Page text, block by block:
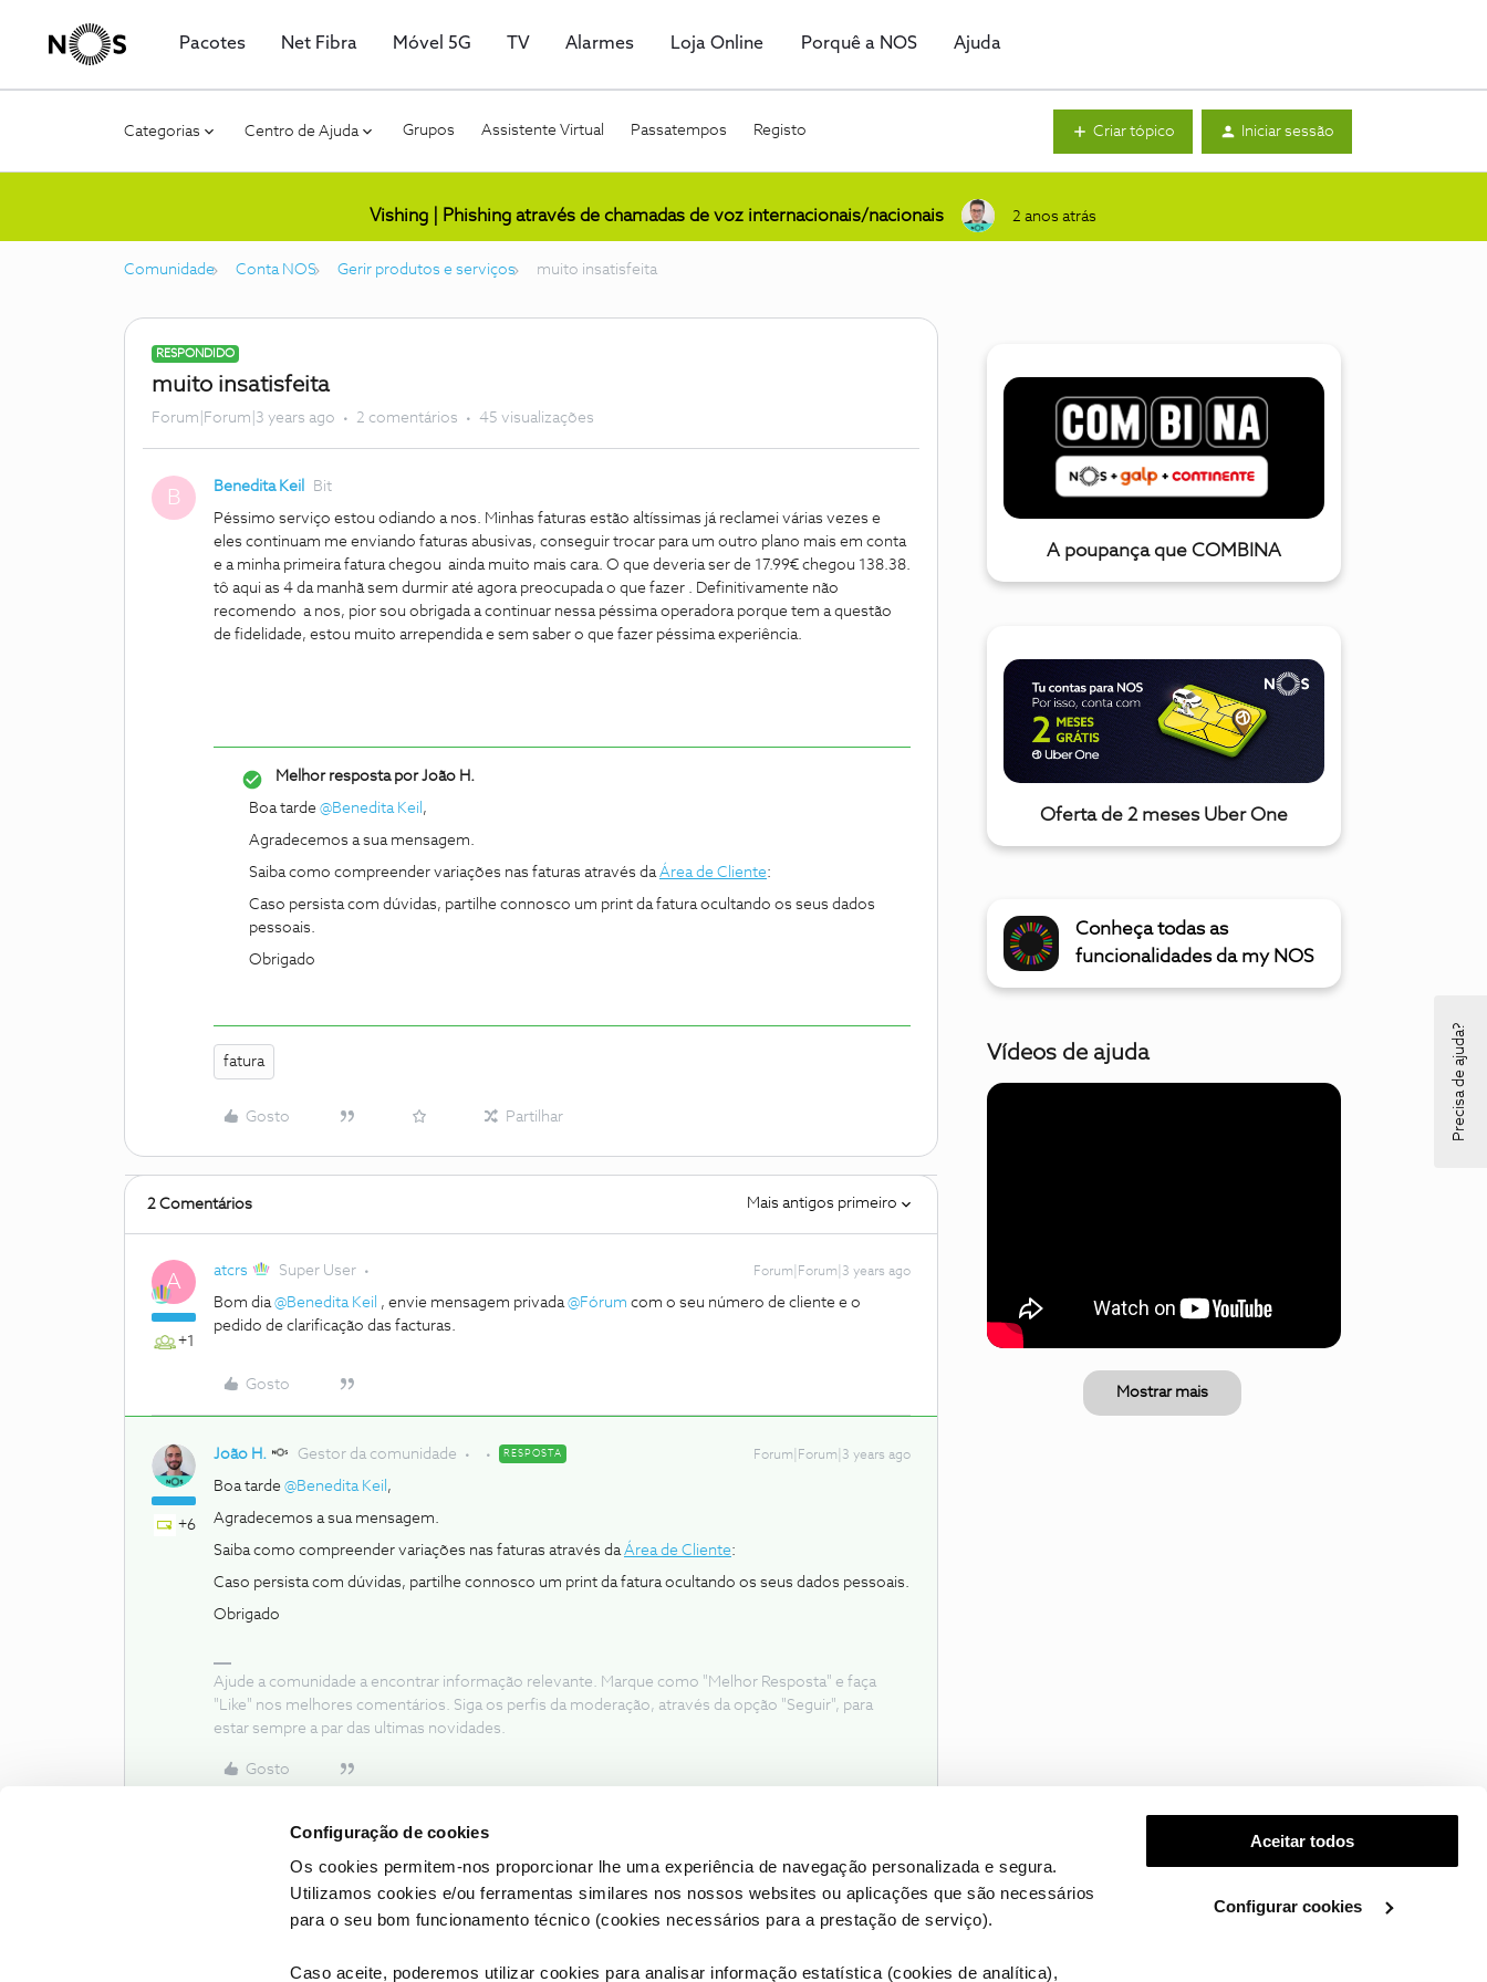
Configuração de cookies
Os cookies permitem-nos proporcionar lhe uma experiência de navegação personalizada e segura.
Utilizamos cookies e/ou ferramentas similares nos nossos websites ou aplicações que são necessários
para o seu bom funcionamento técnico (cookies necessários para a prestação de serviço).
Caso aceite, poderemos utilizar cookies para analisar informação estatística (cookies de analítica),
Aceitar todos
Configurar cookies
Pacotes Net Fibra Móvel 5G TV Alarmes Loja Online Porquê a NOS Ajuda
Categorias Centro de Ajuda Grupos Assistente Virtual Passatempos Registo Criar tópico Iniciar sessão
Vishing | Phishing através de chamadas de voz internacionais/nacionais 2 anos atrás
Comunidade Conta NOS Gerir produtos e serviços muito insatisfeita
RESPONDIDO
muito insatisfeita
Forum|Forum|3 years ago 2 comentários 45 visualizações
B Benedita Keil Bit
Péssimo serviço estou odiando a nos. Minhas faturas estão altíssimas já reclamei várias vezes e
eles continuam me enviando faturas abusivas, conseguir trocar para um outro plano mais em conta
e a minha primeira fatura chegou ainda muito mais cara. O que deveria ser de 17.99€ chegou 138.38.
tô aqui as 4 da manhã sem durmir até agora preocupada o que fazer . Definitivamente não
recomendo a nos, pior sou obrigada a continuar nessa péssima operadora porque tem a questão
de fidelidade, estou muito arrependida e sem saber o que fazer péssima experiência.
Melhor resposta porJoão H.
Boa tarde @Benedita Keil ,
Agradecemos a sua mensagem.
Saiba como compreender variações nas faturas através daÁrea de Cliente:
Caso persista com dúvidas, partilhe connosco um print da fatura ocultando os seus dados
pessoais.
Obrigado
fatura
Gosto Partilhar
2 Comentários Mais antigos primeiro
A
+1
atcrs Super User Forum|Forum|3 years ago
Bom dia@Benedita Keil , envie mensagem privada@Fórum com o seu número de cliente e o
pedido de clarificação das facturas.
Gosto
+6
João H. Gestor da comunidade RESPOSTA Forum|Forum|3 years ago
Boa tarde @Benedita Keil ,
Agradecemos a sua mensagem.
Saiba como compreender variações nas faturas através daÁrea de Cliente:
Caso persista com dúvidas, partilhe connosco um print da fatura ocultando os seus dados pessoais.
Obrigado
Ajude a comunidade a encontrar informação relevante. Marque como "Melhor Resposta" e faça
"Like" nos melhores comentários. Siga os perfis da moderação, através da opção "Seguir", para
estar sempre a par das ultimas novidades.
Gosto
A poupança que COMBINA
Oferta de 2 meses Uber One
Conheça todas as
funcionalidades da my NOS
Vídeos de ajuda
Mostrar mais
Precisa de ajuda?